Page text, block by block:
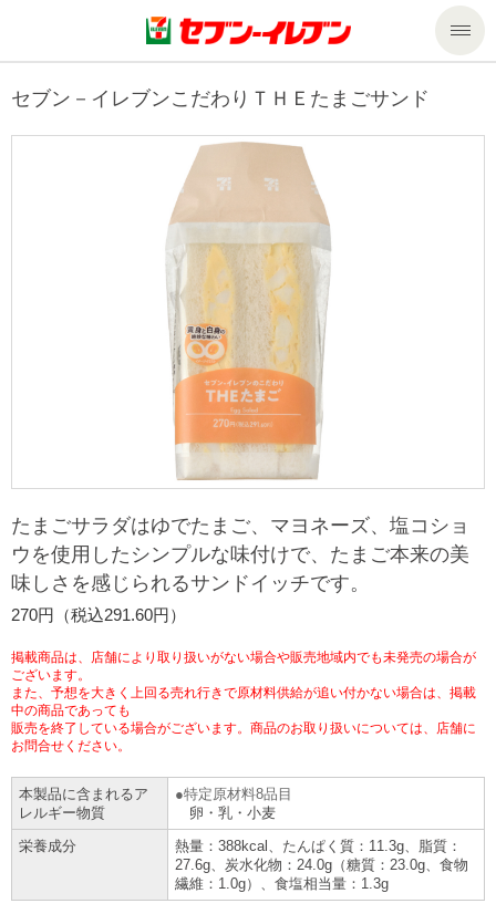
商品のご案内
ギフト
プリペイドカード・金券
ニンテンドー・ダウンロードカード
セール・キャンペーン
マルチコピー機でできること
マルチコピー機でできることトップ
コピー
プリント
スキャン
ファクス
チケット
プリペイドサービス
スポーツ振興くじ
宅配便
切手・はがき・印紙
セブン銀行ATM
ご利用可能なお支払い方法
スマホプリペイド
レジでApple Accountにチャージ
チケットサービス
セブンチケット
イープラス
JTB
セブン‐イレブンでお受取り
セブンネットショッピング
企業理念
会社概要
貸借対照表・損益計算書
沿革
国内店舗数
売上高、店舗数推移
セブン‐イレブンの海外事業
セブン＆アイ・ホールディングスの重点課題
サステナビリティ活動基本方針
サステナビリティ推進体制
GREEN CHALLENGE 2050
4VISIONS
サステナビリティニュース
サステナビリティレポート
加盟店オーナー募集 物件募集・購入
アルバイト情報
店舗検索
お問い合わせ
Language
English (Corporate)
English (Services)
简体中文(服务)
セブン－イレブンこだわりＴＨＥたまごサンド
たまごサラダはゆでたまご、マヨネーズ、塩コショ
ウを使用したシンプルな味付けで、たまご本来の美
味しさを感じられるサンドイッチです。
270円（税込291.60円）
掲載商品は、店舗により取り扱いがない場合や販売地域内でも未発売の場合が
ございます。
また、予想を大きく上回る売れ行きで原材料供給が追い付かない場合は、掲載
中の商品であっても
販売を終了している場合がございます。商品のお取り扱いについては、店舗に
お問合せください。
本製品に含まれるア
レルギー物質
特定原材料8品目
卵・乳・小麦
栄養成分
熱量：388kcal、たんぱく質：11.3g、脂質：
27.6g、炭水化物：24.0g（糖質：23.0g、食物
繊維：1.0g）、食塩相当量：1.3g